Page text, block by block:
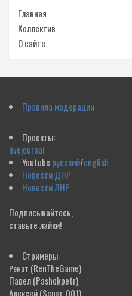
Главная
Коллектив
О сайте
Правила модерации
Проекты:
livejournal
Youtube русский/english
Новости ДНР
Новости ЛНР
Подписывайтесь,
ставьте лайки!
Стримеры:
Ренат (RenTheGame)
Павел(Pashokpetr)
Алексей(Separ_001)